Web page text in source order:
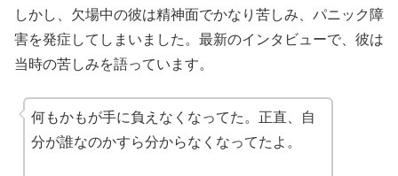
しかし、欠場中の彼は精神面でかなり苦しみ、パニック障
害を発症してしまいました。最新のインタビューで、彼は
当時の苦しみを語っています。
何もかもが手に負えなくなってた。正直、自
分が誰なのかすら分からなくなってたよ。